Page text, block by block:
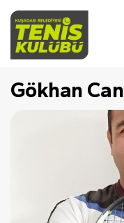
Gökhan Can